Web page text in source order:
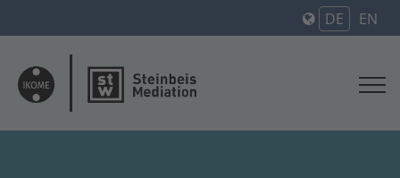
DE EN